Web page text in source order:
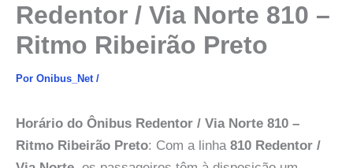
Redentor / Via Norte 810 –
Ritmo Ribeirão Preto
Por Onibus_Net /
Horário do Ônibus Redentor / Via Norte 810 –
Ritmo Ribeirão Preto: Com a linha 810 Redentor /